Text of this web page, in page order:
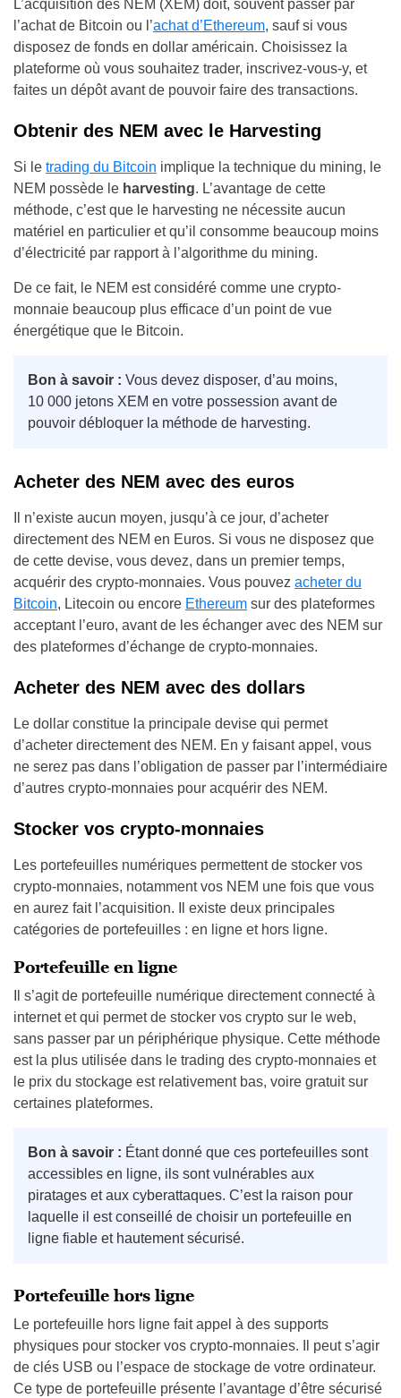
L’acquisition des NEM (XEM) doit, souvent passer par
l’achat de Bitcoin ou l’achat d’Ethereum, sauf si vous
disposez de fonds en dollar américain. Choisissez la
plateforme où vous souhaitez trader, inscrivez-vous-y, et
faites un dépôt avant de pouvoir faire des transactions.
Obtenir des NEM avec le Harvesting
Si le trading du Bitcoin implique la technique du mining, le
NEM possède le harvesting. L’avantage de cette
méthode, c’est que le harvesting ne nécessite aucun
matériel en particulier et qu’il consomme beaucoup moins
d’électricité par rapport à l’algorithme du mining.
De ce fait, le NEM est considéré comme une crypto-
monnaie beaucoup plus efficace d’un point de vue
énergétique que le Bitcoin.
Bon à savoir : Vous devez disposer, d’au moins,
10 000 jetons XEM en votre possession avant de
pouvoir débloquer la méthode de harvesting.
Acheter des NEM avec des euros
Il n’existe aucun moyen, jusqu’à ce jour, d’acheter
directement des NEM en Euros. Si vous ne disposez que
de cette devise, vous devez, dans un premier temps,
acquérir des crypto-monnaies. Vous pouvez acheter du
Bitcoin, Litecoin ou encore Ethereum sur des plateformes
acceptant l’euro, avant de les échanger avec des NEM sur
des plateformes d’échange de crypto-monnaies.
Acheter des NEM avec des dollars
Le dollar constitue la principale devise qui permet
d’acheter directement des NEM. En y faisant appel, vous
ne serez pas dans l’obligation de passer par l’intermédiaire
d’autres crypto-monnaies pour acquérir des NEM.
Stocker vos crypto-monnaies
Les portefeuilles numériques permettent de stocker vos
crypto-monnaies, notamment vos NEM une fois que vous
en aurez fait l’acquisition. Il existe deux principales
catégories de portefeuilles : en ligne et hors ligne.
Portefeuille en ligne
Il s’agit de portefeuille numérique directement connecté à
internet et qui permet de stocker vos crypto sur le web,
sans passer par un périphérique physique. Cette méthode
est la plus utilisée dans le trading des crypto-monnaies et
le prix du stockage est relativement bas, voire gratuit sur
certaines plateformes.
Bon à savoir : Étant donné que ces portefeuilles sont
accessibles en ligne, ils sont vulnérables aux
piratages et aux cyberattaques. C’est la raison pour
laquelle il est conseillé de choisir un portefeuille en
ligne fiable et hautement sécurisé.
Portefeuille hors ligne
Le portefeuille hors ligne fait appel à des supports
physiques pour stocker vos crypto-monnaies. Il peut s’agir
de clés USB ou l’espace de stockage de votre ordinateur.
Ce type de portefeuille présente l’avantage d’être sécurisé